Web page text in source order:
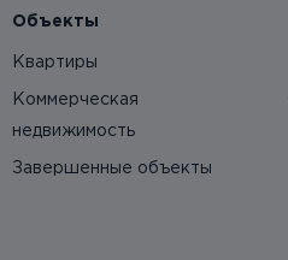
Объекты
Квартиры
Коммерческая
недвижимость
Завершенные объекты